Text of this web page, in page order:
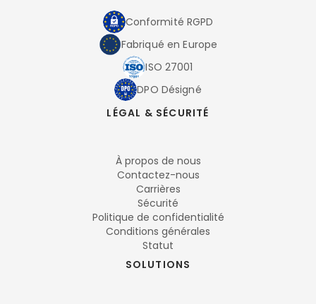
Conformité RGPD
Fabriqué en Europe
ISO 27001
DPO Désigné
LÉGAL & SÉCURITÉ
À propos de nous
Contactez-nous
Carrières
Sécurité
Politique de confidentialité
Conditions générales
Statut
SOLUTIONS